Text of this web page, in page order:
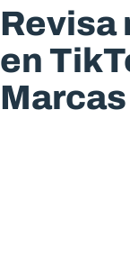
Revisa
en